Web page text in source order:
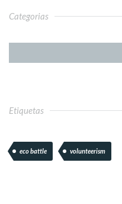
Categorias
Etiquetas
eco battle volunteerism